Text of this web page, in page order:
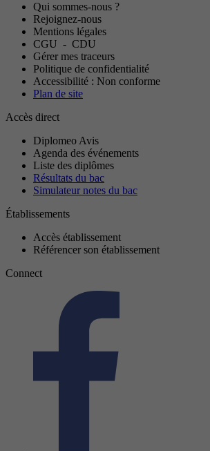
Qui sommes-nous ?
Rejoignez-nous
Mentions légales
CGU - CDU
Gérer mes traceurs
Politique de confidentialité
Accessibilité : Non conforme
Plan de site
Accès direct
Diplomeo Avis
Agenda des événements
Liste des diplômes
Résultats du bac
Simulateur notes du bac
Établissements
Accès établissement
Référencer son établissement
Connect